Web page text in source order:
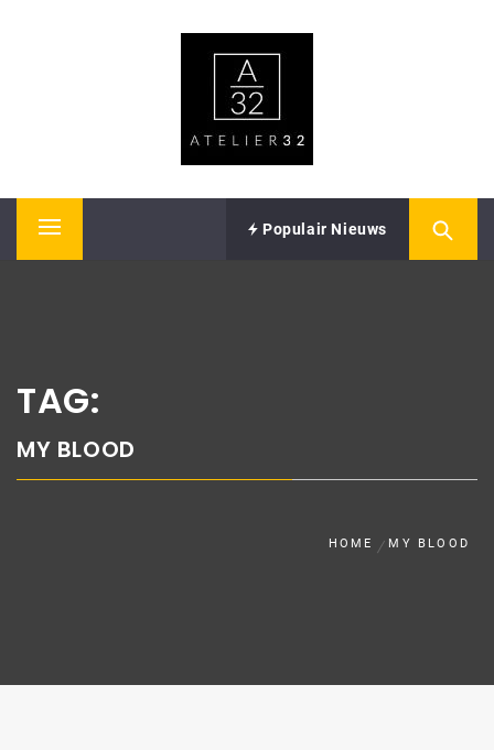
Primary
Populair Nieuws
TAG:
MY BLOOD
HOME MY BLOOD